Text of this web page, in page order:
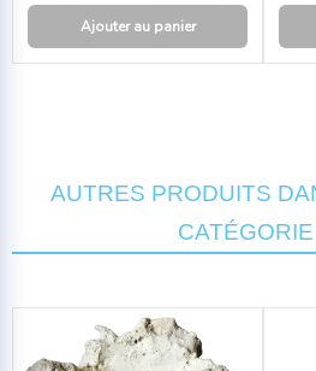
Ajouter au panier
AUTRES PRODUITS